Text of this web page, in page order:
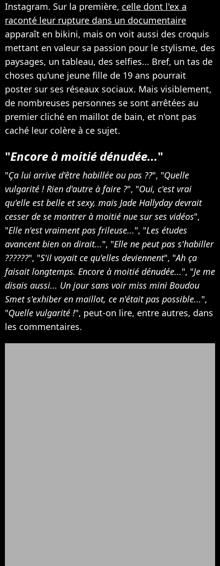
Instagram. Sur la première, celle dont l'ex a
raconté leur rupture dans un documentaire
apparaît en bikini, mais on voit aussi des croquis
mettant en valeur sa passion pour le stylisme, des
paysages, un tableau, des selfies... Bref, un tas de
choses qu'une jeune fille de 19 ans pourrait
poster sur ses réseaux sociaux. Mais visiblement,
de nombreuses personnes se sont arrêtées au
premier cliché en maillot de bain, et n'ont pas
caché leur colère à ce sujet.
"Encore à moitié dénudée..."
"Ça lui arrive d'être habillée ou pas ??", "Quelle
vulgarité ! Rien d'autre à faire ?", "Oui, c'est vrai
qu'elle est belle et sexy, mais Jade Hallyday devrait
cesser de se montrer à moitié nue sur ses vidéos",
"Elle n'est vraiment pas frileuse...", "Les études
avancent bien on dirait...", "Elle ne peut pas s'habiller
??????", "S'il voyait ce qu'elles deviennent", "Ah ça
faisait longtemps. Encore à moitié dénudée...", "Je me
disais aussi... Un jour sans voir miss mini Boudou
Smet s'exhiber en maillot, ce n'était pas possible...",
"Quelle vulgarité !", peut-on lire, entre autres, dans
les commentaires.